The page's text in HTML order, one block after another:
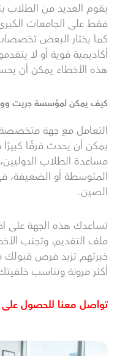
يقوم العديد من الطلاب
فقط على الجامعات
كما يختار البعض
أكاديمية قوية أو لا
هذه الأخطاء يمكن أن
كيف يمكن لمؤسسة جريت
التعامل مع جهة
يمكن أن يحدث فرقًا
مساعدة الطلاب
المتوسطة أو الضعيفة،
الصين.
تساعدك هذه الجهة على
ملف التقديم، وتجنب
خبرتهم تزيد فرص
أكثر مرونة وتناسب
تواصل معنا للحصول على